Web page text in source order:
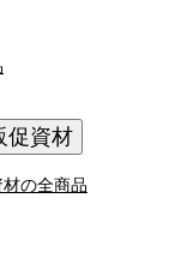
促資材
の全商品